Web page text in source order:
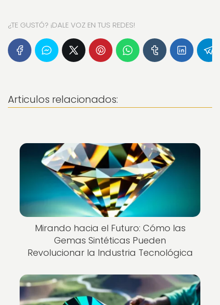
¿TE GUSTÓ? ¡DALE VOZ EN TUS REDES!
Articulos relacionados:
Mirando hacia el Futuro: Cómo las
Gemas Sintéticas Pueden
Revolucionar la Industria Tecnológica